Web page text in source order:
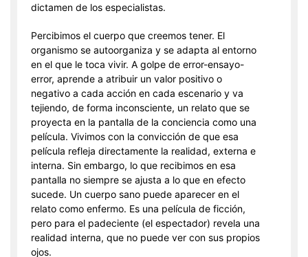
dictamen de los especialistas.
Percibimos el cuerpo que creemos tener. El
organismo se autoorganiza y se adapta al entorno
en el que le toca vivir. A golpe de error-ensayo-
error, aprende a atribuir un valor positivo o
negativo a cada acción en cada escenario y va
tejiendo, de forma inconsciente, un relato que se
proyecta en la pantalla de la conciencia como una
película. Vivimos con la convicción de que esa
película refleja directamente la realidad, externa e
interna. Sin embargo, lo que recibimos en esa
pantalla no siempre se ajusta a lo que en efecto
sucede. Un cuerpo sano puede aparecer en el
relato como enfermo. Es una película de ficción,
pero para el padeciente (el espectador) revela una
realidad interna, que no puede ver con sus propios
ojos.